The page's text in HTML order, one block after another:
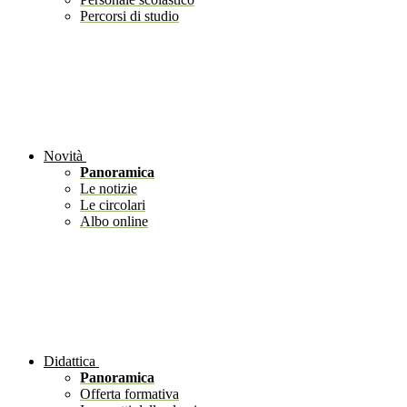
Percorsi di studio
Novità
Panoramica
Le notizie
Le circolari
Albo online
Didattica
Panoramica
Offerta formativa